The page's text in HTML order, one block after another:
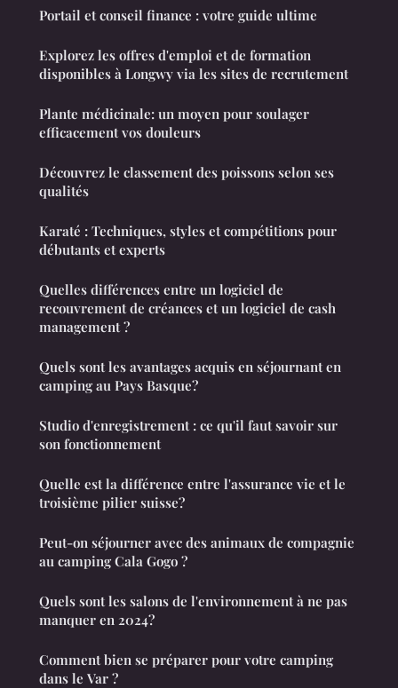
Portail et conseil finance : votre guide ultime
Explorez les offres d'emploi et de formation
disponibles à Longwy via les sites de recrutement
Plante médicinale: un moyen pour soulager
efficacement vos douleurs
Découvrez le classement des poissons selon ses
qualités
Karaté : Techniques, styles et compétitions pour
débutants et experts
Quelles différences entre un logiciel de
recouvrement de créances et un logiciel de cash
management ?
Quels sont les avantages acquis en séjournant en
camping au Pays Basque?
Studio d'enregistrement : ce qu'il faut savoir sur
son fonctionnement
Quelle est la différence entre l'assurance vie et le
troisième pilier suisse?
Peut-on séjourner avec des animaux de compagnie
au camping Cala Gogo ?
Quels sont les salons de l'environnement à ne pas
manquer en 2024?
Comment bien se préparer pour votre camping
dans le Var ?